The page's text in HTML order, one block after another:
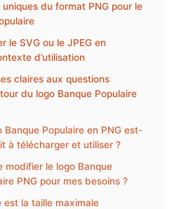
du format PNG pour le
le SVG ou le JPEG en
d’utilisation
claires aux questions
du logo Banque Populaire
Banque Populaire en PNG est-
à télécharger et utiliser ?
modifier le logo Banque
PNG pour mes besoins ?
est la taille maximale